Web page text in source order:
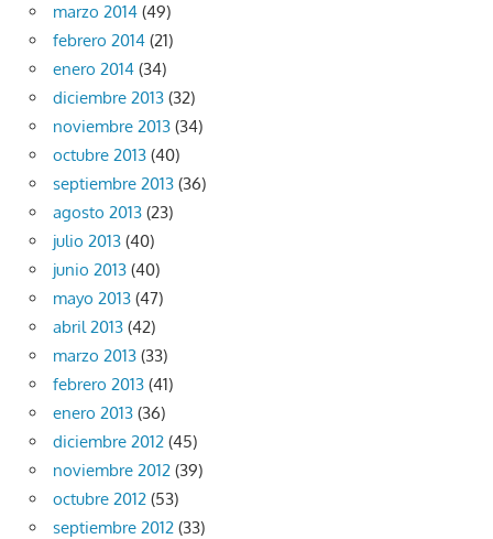
marzo 2014 (49)
febrero 2014 (21)
enero 2014 (34)
diciembre 2013 (32)
noviembre 2013 (34)
octubre 2013 (40)
septiembre 2013 (36)
agosto 2013 (23)
julio 2013 (40)
junio 2013 (40)
mayo 2013 (47)
abril 2013 (42)
marzo 2013 (33)
febrero 2013 (41)
enero 2013 (36)
diciembre 2012 (45)
noviembre 2012 (39)
octubre 2012 (53)
septiembre 2012 (33)